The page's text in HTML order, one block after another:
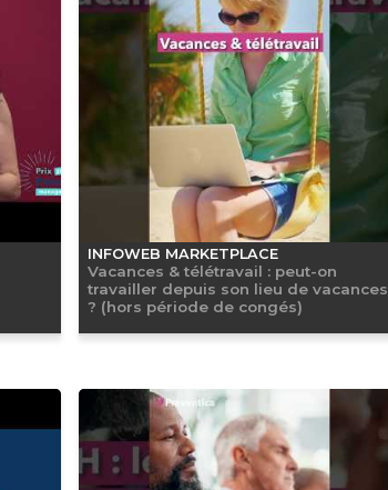
INFOWEB MARKETPLACE
Vacances & télétravail : peut-on
travailler depuis son lieu de vacances
? (hors période de congés)